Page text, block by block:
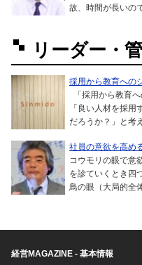
故、時間が長いの
リーダー・
採用から教育への
「採用から教育
「良い人材を採
だろうか？」と考
社員の意欲を高め
コウモリの眼で意
を診ていくとき四
鳥の眼（大局的全
経営MAGAZINE - 基本情報